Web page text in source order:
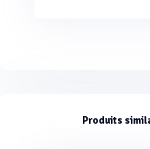
Produits